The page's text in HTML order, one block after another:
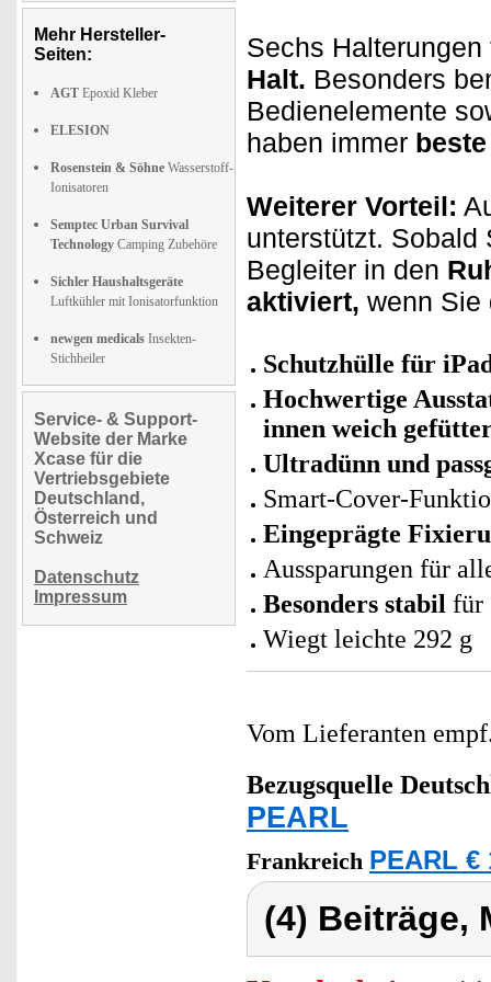
Mehr Hersteller-
Seiten:
AGT Epoxid Kleber
ELESION
Rosenstein & Söhne Wasserstoff-
Ionisatoren
Semptec Urban Survival
Technology Camping Zubehöre
Sichler Haushaltsgeräte
Luftkühler mit Ionisatorfunktion
newgen medicals Insekten-
Stichheiler
Service- & Support-
Website der Marke
Xcase für die
Vertriebsgebiete
Deutschland,
Österreich und
Schweiz
Datenschutz
Impressum
Sechs
Halt. Besonders
Bedienelemente
haben immer
Weiterer Vorteil:
unterstützt. Sobald
Begleiter in den
aktiviert, wenn Sie
Schutzhülle für
Hochwertige
innen weich
Ultradünn und
Smart-Cover-
Eingeprägte
Aussparungen für
Besonders stabil für
Wiegt leichte 292 g
Vom Lieferanten
Bezugsquelle
PEARL
Frankreich PEARL €
(4) Beiträge,